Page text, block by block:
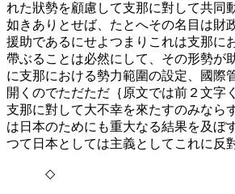
れた狀勢を顧慮して支那に對して共同
如きありとせば、たとへその名目は財
援助であるにせよつまりこれは支那に
帶ぶることは必然にして、その形勢が
に支那における勢力範圍の設定、國際
開くのでただただ｛原文では前２文字
支那に對して大不幸を來たすのみなら
は日本のためにも重大なる結果を及ぼ
つて日本としては主義としてこれに反
◇